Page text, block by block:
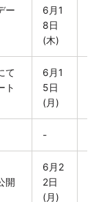
ー
6月1
8日
(木)
て
ト
6月1
5日
(月)
-
開
6月2
2日
(月)